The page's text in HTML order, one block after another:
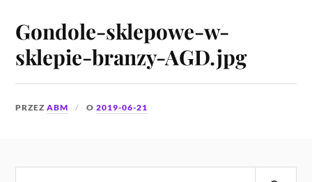
Gondole-sklepowe-w-
sklepie-branzy-AGD.jpg
PRZEZABM O2019-06-21